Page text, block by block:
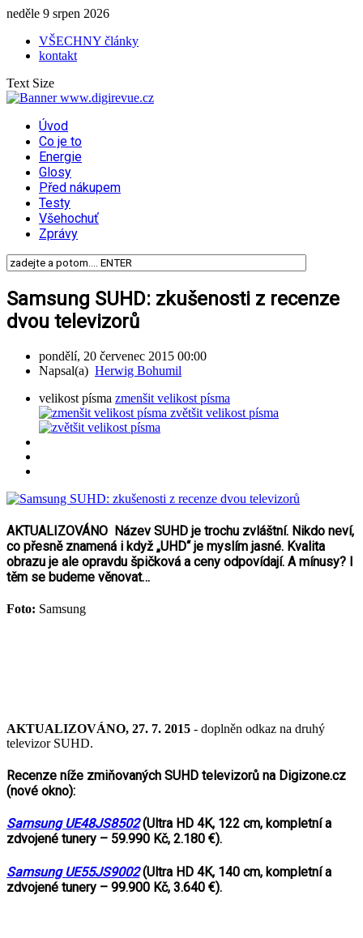
neděle 9 srpen 2026
VŠECHNY články
kontakt
Text Size
Úvod
Co je to
Energie
Glosy
Před nákupem
Testy
Všehochuť
Zprávy
Samsung SUHD: zkušenosti z recenze
dvou televizorů
pondělí, 20 červenec 2015 00:00
Napsal(a) Herwig Bohumil
velikost písma zmenšit velikost písma
zvětšit velikost písma
AKTUALIZOVÁNO Název SUHD je trochu zvláštní. Nikdo neví,
co přesně znamená i když „UHD“ je myslím jasné. Kvalita
obrazu je ale opravdu špičková a ceny odpovídají. A mínusy? I
těm se budeme věnovat…
Foto: Samsung
AKTUALIZOVÁNO, 27. 7. 2015 - doplněn odkaz na druhý
televizor SUHD.
Recenze níže zmiňovaných SUHD televizorů na Digizone.cz
(nové okno):
Samsung UE48JS8502 (Ultra HD 4K, 122 cm, kompletní a
zdvojené tunery – 59.990 Kč, 2.180 €).
Samsung UE55JS9002 (Ultra HD 4K, 140 cm, kompletní a
zdvojené tunery – 99.900 Kč, 3.640 €).